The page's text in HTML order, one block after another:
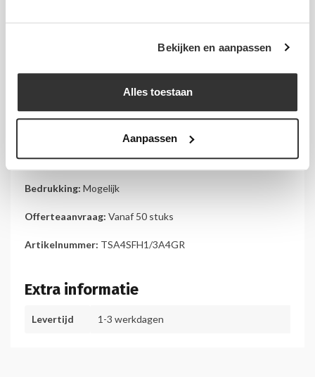
Bekijken en aanpassen
Alles toestaan
Aanpassen
mm
Gepolijst
Bedrukking: Mogelijk
Offerteaanvraag: Vanaf 50 stuks
Artikelnummer: TSA4SFH1/3A4GR
Extra informatie
Levertijd 1-3 werkdagen